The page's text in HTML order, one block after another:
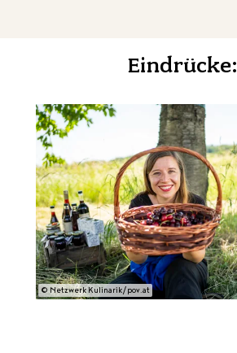
Eindrücke:
© Netzwerk Kulinarik/pov.at